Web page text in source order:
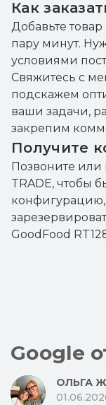
Как
Добавьте
пару минут.
условиями
Свяжитесь с
подскажем
ваши задачи,
закрепим
Получите
Позвоните
TRADE, чтобы
конфигурацию,
GoodFood
Google
ОЛЬГА